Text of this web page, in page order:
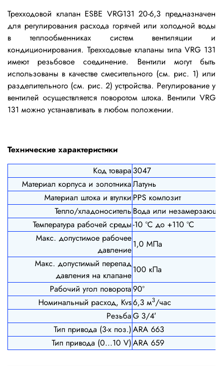
Трехходовой клапан ESBE VRG131 20-6,3 предназначен
для регулирования расхода горячей или холодной воды
в теплообменниках систем вентиляции и
кондиционирования. Трехходовые клапаны типа VRG 131
имеют резьбовое соединение. Вентили могут быть
использованы в качестве смесительного (см. рис. 1) или
разделительного (см. рис. 2) устройства. Регулирование у
вентилей осуществляется поворотом штока. Вентили VRG
131 можно устанавливать в любом положении.
Технические характеристики
Код товара 3047
Материал корпуса и золотникаЛатунь
Материал штока и втулки PPS композит
Тепло/хладоноситель Вода или
Температура рабочей среды-10 ºС до +110 ºС
Макс. допустимое рабочее
давление
1,0 МПа
Макс. допустимый перепад
давления на клапане
100 кПа
Рабочий угол поворота90º
Номинальный расход, Kvs6,3 м3/час
РезьбаG 3/4′
Тип привода (3-х поз.)ARA 663
Тип привода (0...10 V)ARA 659